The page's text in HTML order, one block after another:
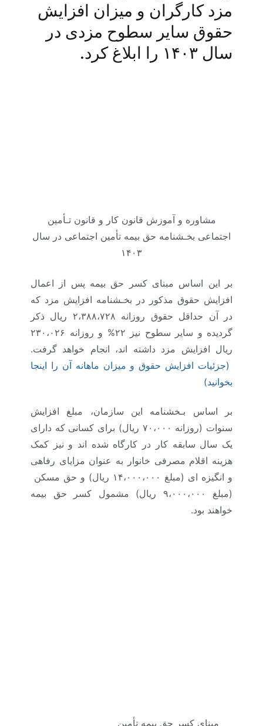
مزد کارگران و میزان افزایش
حقوق سایر سطوح مزدی در
سال ۱۴۰۳ را ابلاغ کرد.
مشاوره و آموزش قانون کار و قانون تـأمین
اجتماعی بخـشنامه حق بیمه تأمین اجتماعی در سال
۱۴۰۳
بر این اساس مبنای کسر حق بیمه پس از اعمال
افزایش حقوق مذکور در بخـشنامه افزایش مزد که
در آن حداقل حقوق روزانه ۲،۳۸۸،۷۲۸ ریال ذکر
گردیده و سایر سطوح نیز ۲۲% و روزانه ۲۳۰،۰۲۶
ریال افزایش مزد داشته اند، انجام خواهد گرفت.
(جزئیات افزایش حقوق و میزان ماهانه آن را اینجا
بخوانید)
بر اساس بـخشنامه این سازمان، مبلغ افزایش
سنوات (روزانه ۷۰،۰۰۰ ریال) برای کسانی که دارای
یک سال سابقه کار در کارگاه شده اند و نیز کمک
هزینه اقلام مصرفی خانوار به عنوان مزایای رفاهی
و انگیزه ای (مبلغ ۱۴،۰۰۰،۰۰۰ ریال) و حق مسکن
(مبلغ ۹،۰۰۰،۰۰۰ ریال) مشمول کسر حق بیمه
خواهند بود.
مبنای کسر حق بیمه تأمین